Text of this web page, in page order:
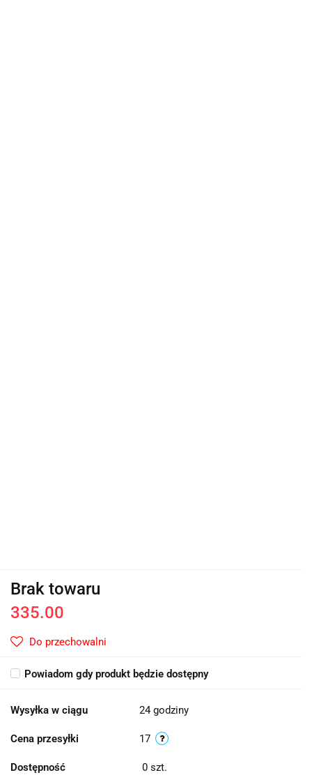
Brak towaru
335.00
Do przechowalni
Powiadom gdy produkt będzie dostępny
Wysyłka w ciągu 24 godziny
Cena przesyłki 17
Dostępność 0 szt.